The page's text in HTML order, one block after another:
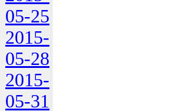
05-25
2015-
05-28
2015-
05-31